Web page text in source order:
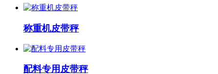
称重机皮带秤
配料专用皮带秤